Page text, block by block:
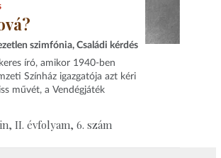
szimfónia, Családi kérdés
író, amikor 1940-ben
Színház igazgatója azt kéri
művét, a Vendégjáték
II. évfolyam, 6. szám